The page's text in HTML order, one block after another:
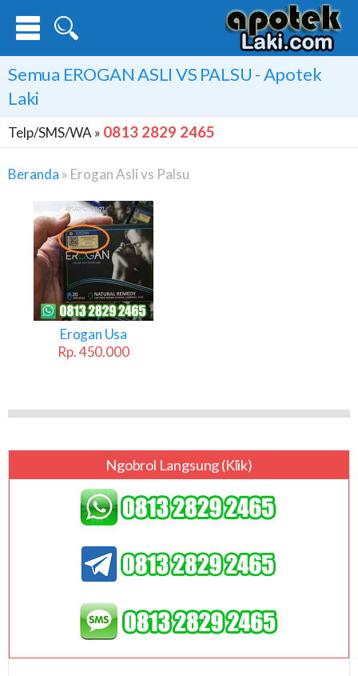
Semua EROGAN ASLI VS PALSU - Apotek
Laki
Telp/SMS/WA » 0813 2829 2465
Beranda » Erogan Asli vs Palsu
Erogan
Asli
Erogan Usa
Rp. 450.000
Ngobrol Langsung (klik)